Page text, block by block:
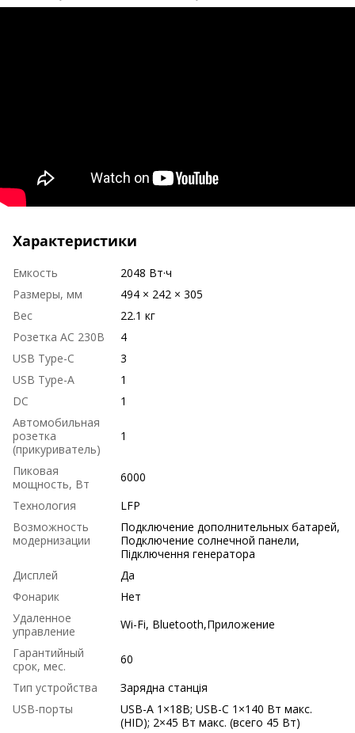
Характеристики
Емкость
2048 Вт·ч
Размеры, мм
494 × 242 × 305
Вес
22.1 кг
Розетка AC 230В
4
USB Type-C
3
USB Type-A
1
DC
1
Автомобильная
розетка
(прикуриватель)
1
Пиковая
мощность, Вт
6000
Технология
LFP
Возможность
модернизации
Подключение дополнительных батарей,
Подключение солнечной панели,
Підключення генератора
Дисплей
Да
Фонарик
Нет
Удаленное
управление
Wi-Fi, Bluetooth,Приложение
Гарантийный
срок, мес.
60
Тип устройства
Зарядна станція
USB-порты
USB-A 1×18В; USB-C 1×140 Вт макс.
(HID); 2×45 Вт макс. (всего 45 Вт)